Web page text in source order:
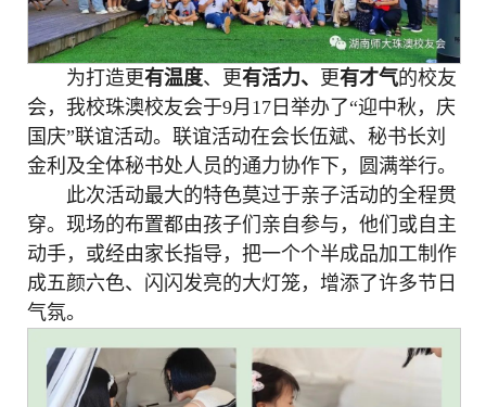
为打造更有温度、更有活力、 更有才气的校友
会，我校珠澳校友会于9月17日举办了“迎中秋，庆
国庆”联谊活动。联谊活动在会长伍斌、秘书长刘
金利及全体秘书处人员的通力协作下，圆满举行。
此次活动最大的特色莫过于亲子活动的全程贯
穿。现场的布置都由孩子们亲自参与，他们或自主
动手，或经由家长指导，把一个个半成品加工制作
成五颜六色、闪闪发亮的大灯笼，增添了许多节日
气氛。